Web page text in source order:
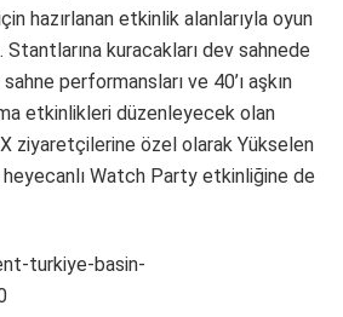
hazırlanan etkinlik alanlarıyla oyun
kuracakları dev sahnede
performansları ve 40’ı aşkın
etkinlikleri düzenleyecek olan
ziyaretçilerine özel olarak Yükselen
heyecanlı Watch Party etkinliğine de